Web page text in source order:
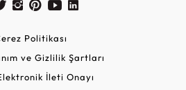
Politikası
ve Gizlilik Şartları
İleti Onayı